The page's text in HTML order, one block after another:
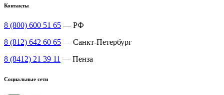
Контакты
8 (800) 600 51 65 — РФ
8 (812) 642 60 65 — Санкт-Петербург
8 (8412) 21 39 11 — Пенза
Социальные сети